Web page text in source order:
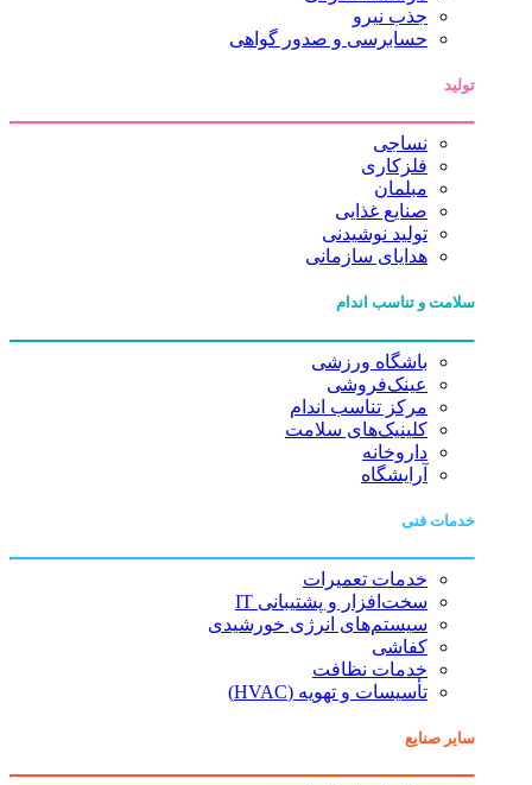
جذب نیرو
حسابرسی و صدور گواهی
تولید
نساجی
فلزکاری
مبلمان
صنایع غذایی
تولید نوشیدنی
هدایای سازمانی
سلامت و تناسب اندام
باشگاه ورزشی
عینک‌فروشی
مرکز تناسب اندام
کلینیک‌های سلامت
داروخانه
آرایشگاه
خدمات فنی
خدمات تعمیرات
سخت‌افزار و پشتیبانی IT
سیستم‌های انرژی خورشیدی
کفاشی
خدمات نظافت
تأسیسات و تهویه (HVAC)
سایر صنایع